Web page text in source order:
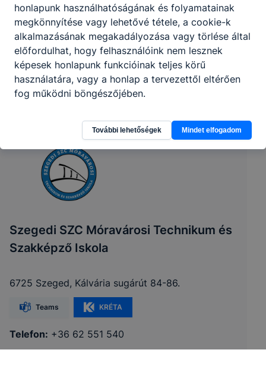
Szegedi SZC Móravárosi Technikum és
Szakképző Iskola
6725 Szeged, Kálvária sugárút 84-86.
Teams KRÉTA
Telefon: +36 62 551 540
honlapunk használhatóságának és folyamatainak
megkönnyítése vagy lehetővé tétele, a cookie-k
alkalmazásának megakadályozása vagy törlése által
előfordulhat, hogy felhasználóink nem lesznek
képesek honlapunk funkcióinak teljes körű
használatára, vagy a honlap a tervezettől eltérően
fog működni böngészőjében.
További lehetőségek Mindet elfogadom